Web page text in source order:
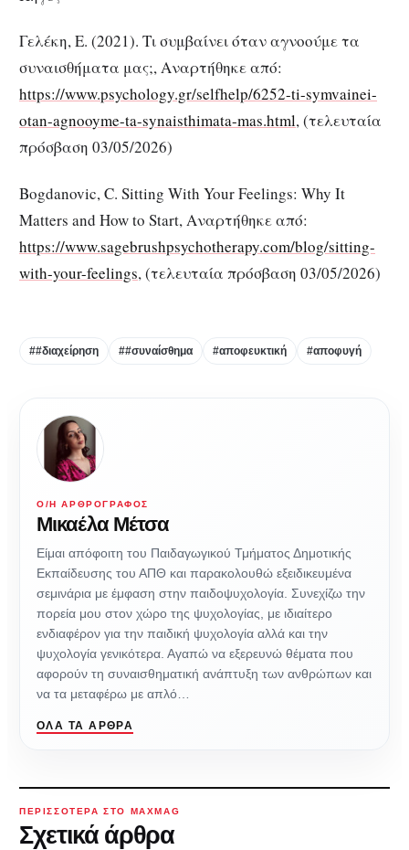
Γελέκη, Ε. (2021). Τι συμβαίνει όταν αγνοούμε τα
συναισθήματα μας;, Αναρτήθηκε από:
https://www.psychology.gr/selfhelp/6252-ti-symvainei-
otan-agnooyme-ta-synaisthimata-mas.html, (τελευταία
πρόσβαση 03/05/2026)
Bogdanovic, C. Sitting With Your Feelings: Why It
Matters and How to Start, Αναρτήθηκε από:
https://www.sagebrushpsychotherapy.com/blog/sitting-
with-your-feelings, (τελευταία πρόσβαση 03/05/2026)
##διαχείρηση ##συναίσθημα #αποφευκτική #αποφυγή
Ο/Η ΑΡΘΡΟΓΡΆΦΟΣ
Μικαέλα Μέτσα
Είμαι απόφοιτη του Παιδαγωγικού Τμήματος Δημοτικής
Εκπαίδευσης του ΑΠΘ και παρακολουθώ εξειδικευμένα
σεμινάρια με έμφαση στην παιδοψυχολογία. Συνεχίζω την
πορεία μου στον χώρο της ψυχολογίας, με ιδιαίτερο
ενδιαφέρον για την παιδική ψυχολογία αλλά και την
ψυχολογία γενικότερα. Αγαπώ να εξερευνώ θέματα που
αφορούν τη συναισθηματική ανάπτυξη των ανθρώπων και
να τα μεταφέρω με απλό…
ΌΛΑ ΤΑ ΆΡΘΡΑ
ΠΕΡΙΣΣΌΤΕΡΑ ΣΤΟ MAXMAG
Σχετικά άρθρα